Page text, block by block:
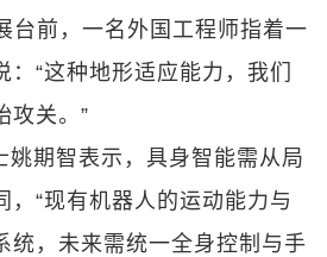
台前，一名外国工程师指着一
“这种地形适应能力，我们
攻关。”
姚期智表示，具身智能需从局
，“现有机器人的运动能力与
统，未来需统一全身控制与手